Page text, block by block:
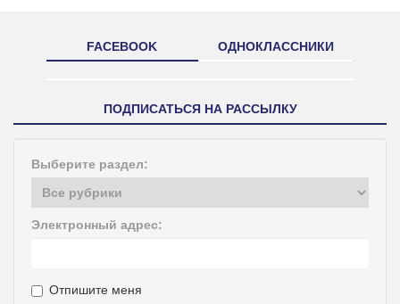
FACEBOOK ОДНОКЛАССНИКИ
ПОДПИСАТЬСЯ НА РАССЫЛКУ
Выберите раздел:
Электронный адрес:
Отпишите меня